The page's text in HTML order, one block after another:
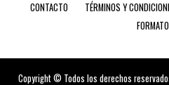
CONTACTO TÉRMINOS Y
Copyright © Todos los derechos